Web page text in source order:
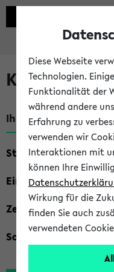
Kombisuche
Ihre Suchkriterien:
Studienfach
Einrichtung
Zeiten
Sonstiges
Diese Webseite
Technologien.
Funktionalität der
während andere
Erfahrung zu
verwenden wir
Interaktionen mit
können Ihre
Wirkung für die
finden Sie auch
verwendeten